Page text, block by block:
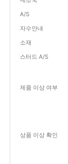
A/S
자수안내
소재
스터드 A/S
제품 이상 여부
상품 이상 확인